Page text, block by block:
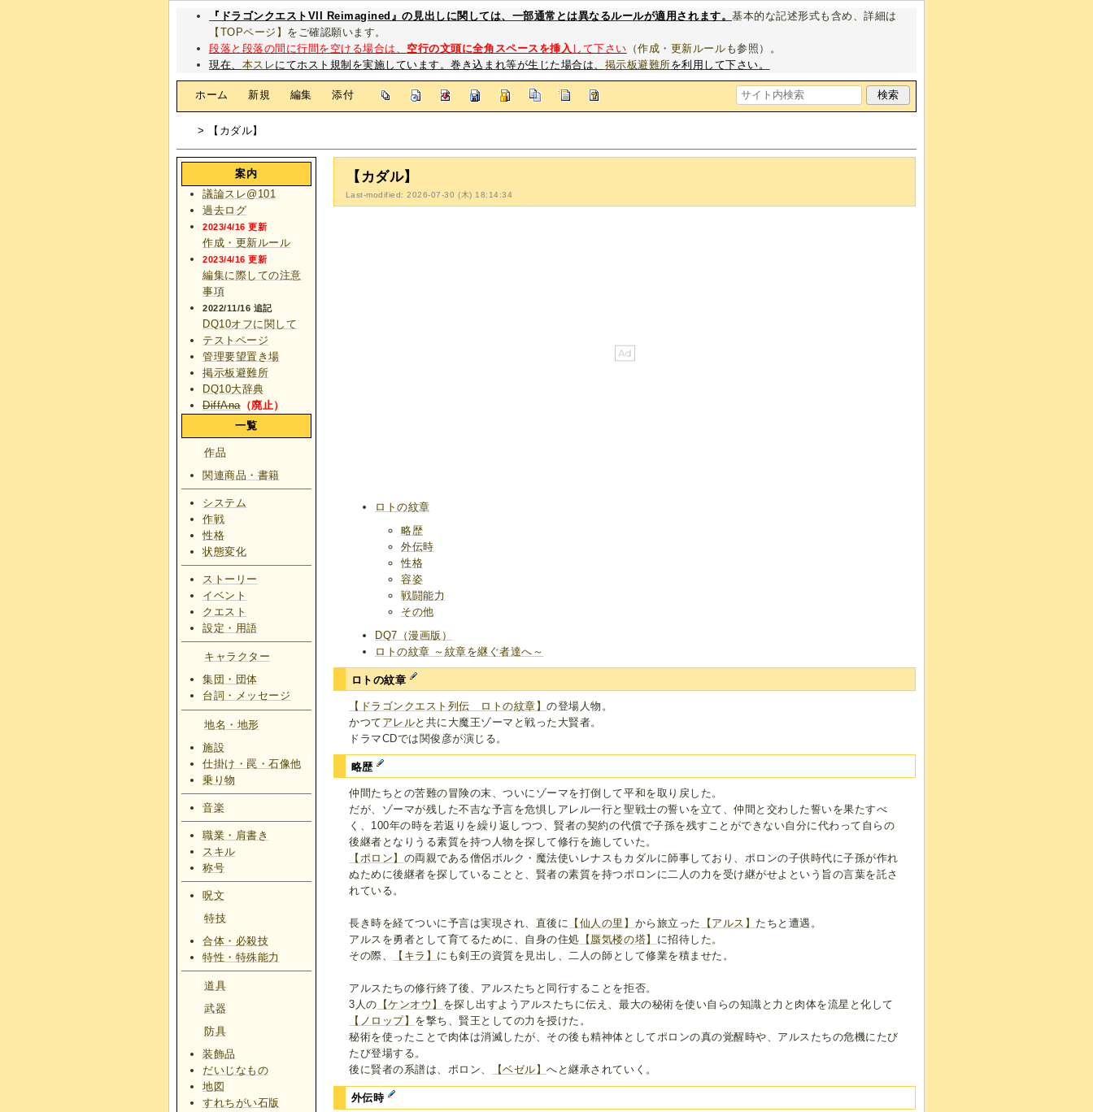
『ドラゴンクエストVII Reimagined』の見出しに関しては、一部通常とは異なるルールが適用されます。基本的な記述形式も含め、詳細は
【TOPページ】 をご確認願います。
段落と段落の間に行間を空ける場合は、 空行の文頭に全角スペースを挿入 して下さい （作成・更新ルール も参照）。
現在、 本スレにてホスト規制を実施しています。巻き込まれ等が生じた場合は、 掲示板避難所を利用して下さい。
ホーム 新規 編集 添付
> 【カダル】
【カダル】
Last-modified: 2026-07-30 (木) 18:14:34
ロトの紋章
略歴
外伝時
性格
容姿
戦闘能力
その他
DQ7（漫画版）
ロトの紋章 ～紋章を継ぐ者達へ～
ロトの紋章
【ドラゴンクエスト列伝 ロトの紋章】の登場人物。
かつて アレルと共に大魔王ゾーマと戦った大賢者。
ドラマCDでは関俊彦が演じる。
略歴
仲間たちとの苦難の冒険の末、ついにゾーマを打倒して平和を取り戻した。
だが、ゾーマが残した不吉な予言を危惧しアレル一行と聖戦士の誓いを立て、仲間と交わした誓いを果たすべ
く、100年の時を若返りを繰り返しつつ、賢者の契約の代償で子孫を残すことができない自分に代わって自らの
後継者となりうる素質を持つ人物を探して修行を施していた。
【ポロン】 の両親である僧侶ボルク・魔法使いレナスもカダルに師事しており、ポロンの子供時代に子孫が作れ
ぬために後継者を探していることと、賢者の素質を持つポロンに二人の力を受け継がせよという旨の言葉を託さ
れている。
長き時を経てついに予言は実現され、直後に 【仙人の里】 から旅立った 【アルス】 たちと遭遇。
アルスを勇者として育てるために、自身の住処 【蜃気楼の塔】 に招待した。
その際、
【キラ】 にも剣王の資質を見出し、二人の師として修業を積ませた。
アルスたちの修行終了後、アルスたちと同行することを拒否。
3人の 【ケンオウ】 を探し出すようアルスたちに伝え、最大の秘術を使い自らの知識と力と肉体を流星と化して
【ノロップ】 を撃ち、賢王としての力を授けた。
秘術を使ったことで肉体は消滅したが、その後も精神体としてポロンの真の覚醒時や、アルスたちの危機にたび
たび登場する。
後に賢者の系譜は、ポロン、
【ベゼル】へと継承されていく。
外伝時
案内
議論スレ@101
過去ログ
2023/4/16 更新
作成・更新ルール
2023/4/16 更新
編集に際しての注意
事項
2022/11/16 追記
DQ10オフに関して
テストページ
管理要望置き場
掲示板避難所
DQ10大辞典
DiffAna（廃止）
一覧
作品
関連商品・書籍
システム
作戦
性格
状態変化
ストーリー
イベント
クエスト
設定・用語
キャラクター
集団・団体
台詞・メッセージ
地名・地形
施設
仕掛け・罠・石像他
乗り物
音楽
職業・肩書き
スキル
称号
呪文
特技
合体・必殺技
特性・特殊能力
道具
武器
防具
装飾品
だいじなもの
地図
すれちがい石版